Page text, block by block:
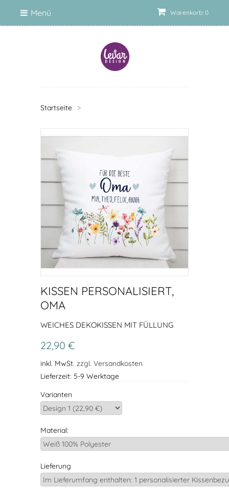
Warenkorb: 0
Menü
Startseite >
KISSEN PERSONALISIERT,
OMA
WEICHES DEKOKISSEN MIT FÜLLUNG
22,90 €
inkl. MwSt. zzgl. Versandkosten
Lieferzeit: 5-9 Werktage
Varianten
Material:
Lieferung